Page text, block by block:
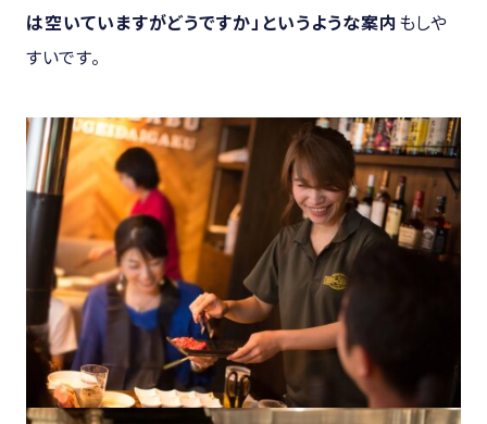
は空いていますがどうですか」というような案内 もしや
すいです。